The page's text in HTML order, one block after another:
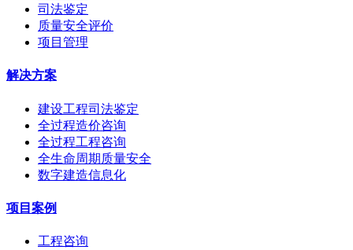
司法鉴定
质量安全评价
项目管理
解决方案
建设工程司法鉴定
全过程造价咨询
全过程工程咨询
全生命周期质量安全
数字建造信息化
项目案例
工程咨询